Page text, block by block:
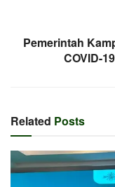
Pemerintah
COVID-
Related Posts